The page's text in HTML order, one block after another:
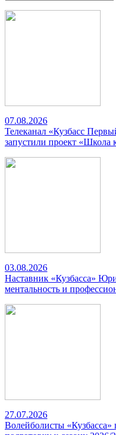
07.08.2026
Телеканал «Кузбасс
запустили проект «Школа
03.08.2026
Наставник «Кузбасса»
ментальность и
27.07.2026
Волейболисты